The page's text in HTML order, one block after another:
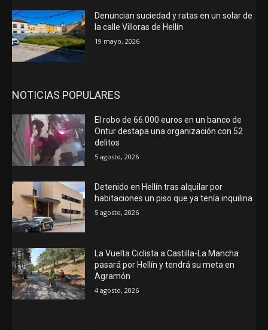
Denuncian suciedad y ratas en un solar de
la calle Villoras de Hellín
19 mayo, 2026
NOTICIAS POPULARES
El robo de 66.000 euros en un banco de
Ontur destapa una organización con 52
delitos
5 agosto, 2026
Detenido en Hellín tras alquilar por
habitaciones un piso que ya tenía inquilina
5 agosto, 2026
La Vuelta Ciclista a Castilla-La Mancha
pasará por Hellín y tendrá su meta en
Agramón
4 agosto, 2026